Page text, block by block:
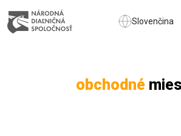
Slovenčina
obchodné